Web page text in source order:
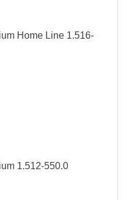
Home Line 1.516-
1.512-550.0